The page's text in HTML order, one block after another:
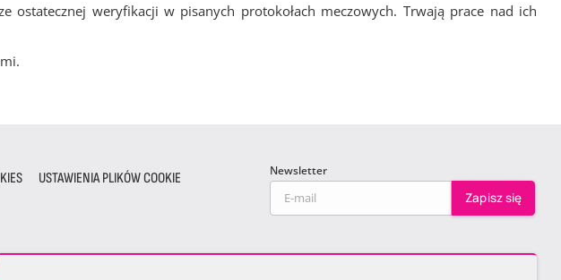
weryfikacji w pisanych protokołach meczowych. Trwają prace nad ich
USTAWIENIA PLIKÓW COOKIE Newsletter